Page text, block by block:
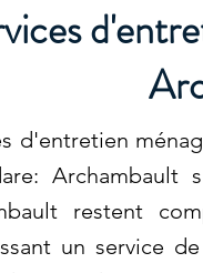
d'entretien
Archambault
restent
un service